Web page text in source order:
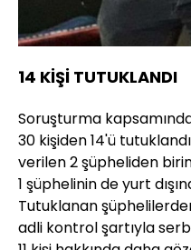
14 KİŞİ TUTUKLANDI
Soruşturma
30 kişiden 14'ü
verilen 2 şüpheliden
1 şüphelinin de yurt
Tutuklanan
adli kontrol şartıyla